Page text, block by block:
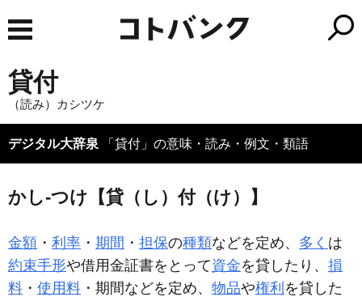
貸付
（読み）カシツケ
デジタル大辞泉 「貸付」の意味・読み・例文・類語
かし‐つけ【貸（し）付（け）】
金額 ・ 利率 ・ 期間 ・ 担保の種類などを定め、 多く は
約束手形や借用金証書をとって資金を貸したり、 損
料 ・ 使用料 ・期間などを定め、 物品や権利 を貸した